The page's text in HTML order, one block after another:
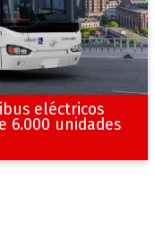
eléctricos
6.000 unidades